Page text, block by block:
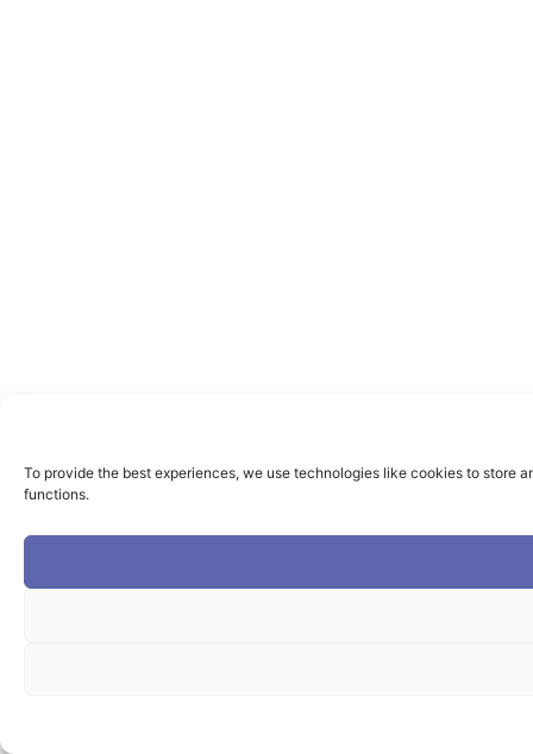
To provide the best experiences, we use technologies like cookies to store
functions.